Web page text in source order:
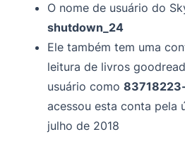
O nome de usuário do
shutdown_24
Ele também tem uma
leitura de livros
usuário como
acessou esta conta pela
julho de 2018